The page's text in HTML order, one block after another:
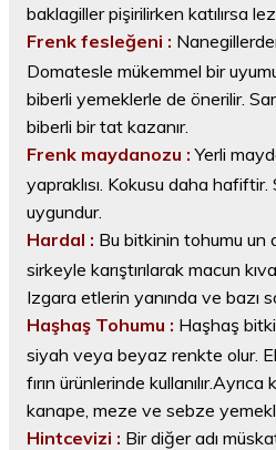
baklagiller pişirilirken katılırsa
Frenk fesleğeni :
Domatesle mükemmel bir
biberli yemeklerle de önerilir.
biberli bir tat kazanır.
Frenk maydanozu :Yerli
yapraklısı. Kokusu daha
uygundur.
Hardal : Bu bitkinin tohumu un
sirkeyle karıştırılarak macun
Izgara etlerin yanında ve bazı
Haşhaş Tohumu : Haşhaş
siyah veya beyaz renkte olur.
fırın ürünlerinde
kanape, meze ve sebze
Hintcevizi : Bir diğer adı